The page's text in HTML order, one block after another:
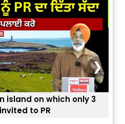
ਕਿਉਂ ਕੀਤੇ ਅਮਰੀਕਾ ਨੇ ? |
ਅਸਲ ਕਾਰਨ
❯